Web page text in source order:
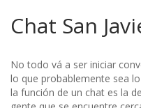
Chat San
No todo vá a ser iniciar
lo que probablemente sea
la función de un chat es la